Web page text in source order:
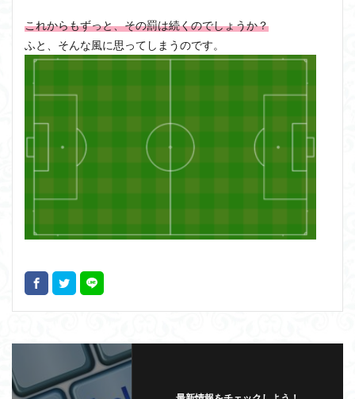
これからもずっと、その罰は続くのでしょうか？
ふと、そんな風に思ってしまうのです。